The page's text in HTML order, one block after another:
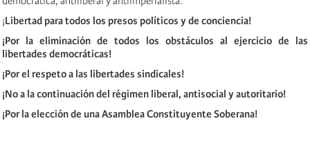
¡Libertad para todos los presos políticos y de conciencia!
¡Por la eliminación de todos los obstáculos al ejercicio de las
libertades democráticas!
¡Por el respeto a las libertades sindicales!
¡No a la continuación del régimen liberal, antisocial y autoritario!
¡Por la elección de una Asamblea Constituyente Soberana!